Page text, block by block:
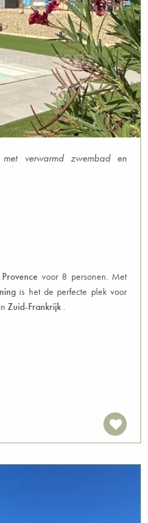
verwarmd zwembad en
voor 8 personen. Met
is het de perfecte plek voor
in Zuid-Frankrijk .